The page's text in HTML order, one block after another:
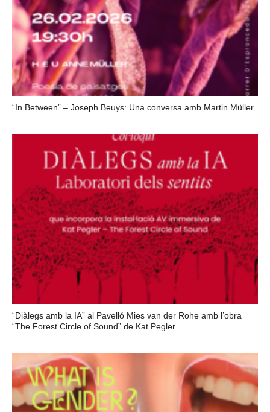
“In Between” – Joseph Beuys: Una conversa amb Martin Müller
“Diàlegs amb la IA” al Pavelló Mies van der Rohe amb l’obra
“The Forest Circle of Sound” de Kat Pegler